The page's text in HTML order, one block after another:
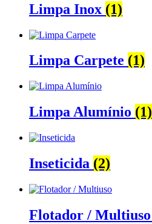
Limpa Inox (1)
Limpa Carpete (1)
Limpa Alumínio (1)
Inseticida (2)
Flotador / Multiuso